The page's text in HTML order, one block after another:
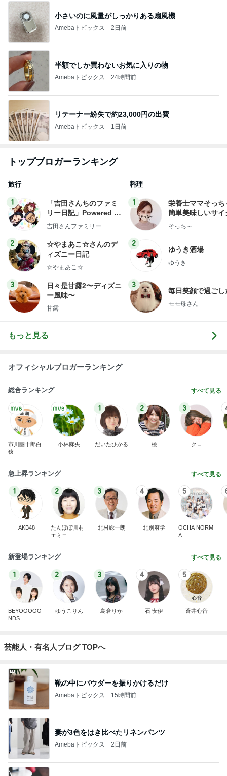
小さいのに風量がしっかりある扇風機
Amebaトピックス 2日前
半額でしか買わないお気に入りの物
Amebaトピックス 24時間前
リテーナー紛失で約23,000円の出費
Amebaトピックス 1日前
トップブロガーランキング
旅行
1
「吉田さんちのファミ
リー日記」Powered b
y Ameba 吉田さんファ
ログ
吉田さんファミリー
2
☆やまあこ☆さんのデ
ィズニー日記
☆やまあこ☆
3
日々是甘露2〜ディズニ
ー風味〜
甘露
料理
1
栄養士ママそっち
簡単美味しいサイ
献立
そっち～
2
ゆうき酒場
ゆうき
3
毎日笑顔で過ごし
モモ母さん
もっと見る
オフィシャルブロガーランキング
総合ランキング すべて見る
市川團十郎白
猿
小林麻央
1
だいたひかる
2
桃
3
クロ
急上昇ランキング すべて見る
1
AKB48
2
たんぽぽ川村
エミコ
3
北村総一朗
4
北別府学
5
OCHA NORM
A
新登場ランキング すべて見る
1
BEYOOOOO
NDS
2
ゆうこりん
3
島倉りか
4
石 安伊
5
蒼井心音
芸能人・有名人ブログ TOPへ
靴の中にパウダーを振りかけるだけ
Amebaトピックス 15時間前
妻が3色をはき比べたリネンパンツ
Amebaトピックス 2日前